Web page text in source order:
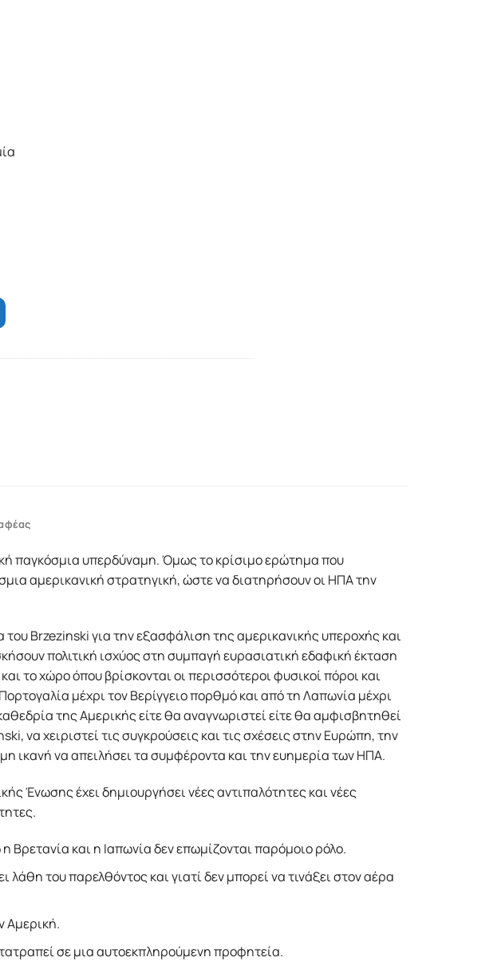
παγκόσμια υπερδύναμη. Όμως το κρίσιμο ερώτημα που
αμερικανική στρατηγική, ώστε να διατηρήσουν οι HΠΑ την
Brzezinski για την εξασφάλιση της αμερικανικής υπεροχής και
πολιτική ισχύος στη συμπαγή ευρασιατική εδαφική έκταση
το χώρο όπου βρίσκονται οι περισσότεροι φυσικοί πόροι και
μέχρι τον Bερίγγειο πορθμό και από τη Λαπωνία μέχρι
της Αμερικής είτε θα αναγνωριστεί είτε θα αμφισβητηθεί
να χειριστεί τις συγκρούσεις και τις σχέσεις στην Eυρώπη, την
ικανή να απειλήσει τα συμφέροντα και την ευημερία των HΠΑ.
Ένωσης έχει δημιουργήσει νέες αντιπαλότητες και νέες
Bρετανία και η Iαπωνία δεν επωμίζονται παρόμοιο ρόλο.
του παρελθόντος και γιατί δεν μπορεί να τινάξει στον αέρα
Αμερική.
σε μια αυτοεκπληρούμενη προφητεία.